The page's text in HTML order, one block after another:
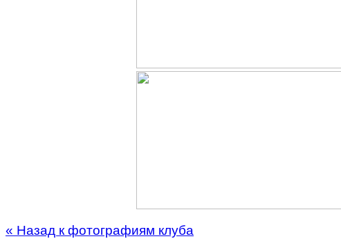
« Назад к фотографиям клуба